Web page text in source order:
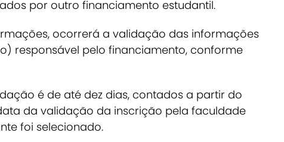
por outro financiamento estudantil.
ocorrerá a validação das informações
responsável pelo financiamento, conforme
é de até dez dias, contados a partir do
da validação da inscrição pela faculdade
foi selecionado.